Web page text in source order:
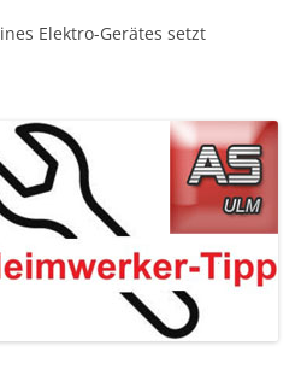
Elektro-Gerätes setzt